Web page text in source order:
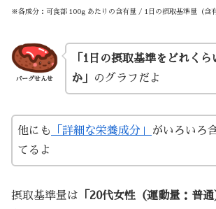
※各成分：可食部 100g あたりの含有量 / 1日の摂取基準量（含有
バーグせんせ
「1日の摂取基準をどれくら
か」
のグラフだよ
他にも 「詳細な栄養成分」
がいろいろ
てるよ
摂取基準量は 「20代女性（運動量：普通